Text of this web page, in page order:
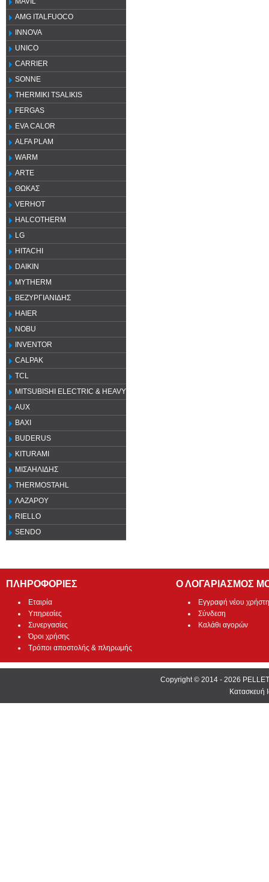
AMG ITALFUOCO
INNOVA
UNICO
CARRIER
SONNE
THERMIKI TSALIKIS
FERGAS
EVA CALOR
ALFA PLAM
WARM
ARTE
ΘΩΚΑΣ
VERHOT
HALCOTHERM
LG
HITACHI
DAIKIN
MYTHERM
ΒΕΖΥΡΓΙΑΝΙΔΗΣ
HAIER
NOBU
INVENTOR
CALPAK
TCL
MITSUBISHI ELECTRIC & HEAVY
AUX
ΒΑΧΙ
BUDERUS
KITURAMI
ΜΙΣΑΗΛΙΔΗΣ
THERMOSTAHL
ΛΑΖΑΡΟΥ
RIELLO
SENDO
ΠΛΗΡΟΦΟΡΙΕΣ
Εταιρία
Υπηρεσίες
Συνεργασίες
Όροι χρήσης
Τρόποι αποστολής & πληρωμής
Ο ΛΟΓΑΡΙΑΣΜΟΣ
Εγγραφή νέου χρήστη
Σύνδεση
Καλάθι αγορών
Copyright © 2014 - 2026
Κατασκευή